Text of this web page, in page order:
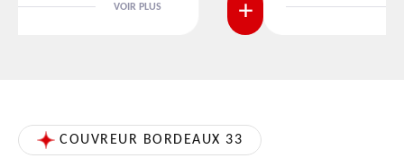
VOIR PLUS
COUVREUR BORDEAUX 33